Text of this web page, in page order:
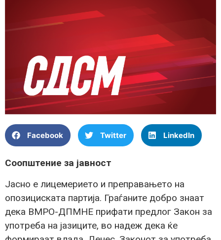
Facebook Twitter LinkedIn
Соопштение за јавност
Јасно е лицемерието и преправањето на
опозициската партија. Граѓаните добро знаат
дека ВМРО-ДПМНЕ прифати предлог Закон за
употреба на јазиците, во надеж дека ќе